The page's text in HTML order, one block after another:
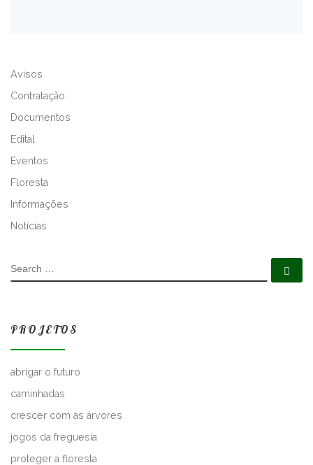
E
T
E
:
Avisos
Contratação
Documentos
Edital
Eventos
Floresta
Informações
Notícias
SEARCH
PROJETOS
abrigar o futuro
caminhadas
crescer com as árvores
jogos da freguesia
proteger a floresta